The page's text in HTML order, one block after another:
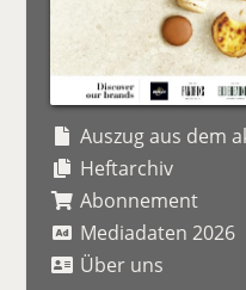
Auszug aus dem
Heftarchiv
Abonnement
Mediadaten 2026
Über uns